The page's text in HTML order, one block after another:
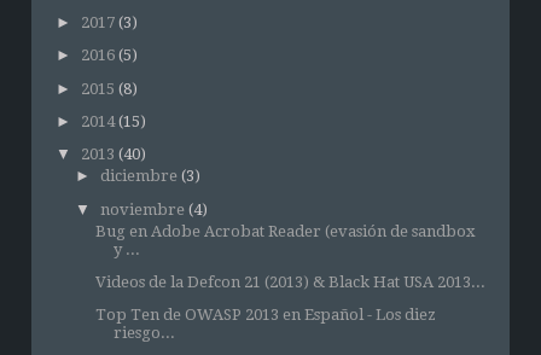
► 2017 (3)
► 2016 (5)
► 2015 (8)
► 2014 (15)
▼
2013 (40)
► diciembre (3)
▼
noviembre (4)
Bug en Adobe Acrobat Reader (evasión de sandbox
y ...
Videos de la Defcon 21 (2013) & Black Hat USA 2013...
Top Ten de OWASP 2013 en Español - Los diez
riesgo...